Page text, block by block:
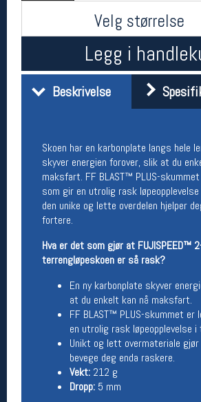
Velg størrelse
Legg i
Beskrivelse
Skoen har en karbonplate langs hele
skyver energien forover, slik at du
maksfart. FF BLAST™ PLUS-
som gir en utrolig rask
den unike og lette overdelen hjelper
fortere.
Hva er det som gjør at FUJISPEED™
terrengløpeskoen er så rask?
En ny karbonplate skyver
at du enkelt kan nå maksfart.
FF BLAST™ PLUS-skummet
en utrolig rask løpeopplevelse i
Unikt og lett overmateriale
bevege deg enda raskere.
Vekt: 212 g
Dropp: 5 mm
Åpningstider butikk
Man-Fredag:
11-18
Lørdag:
11-16
Magasinet
Medlemstilbud og aktiviteter
MELD DEG INN GRATIS
Åpningstider verkstedet
Man-Fredag:
11-18
Lørdag:
For å bestille time må du logge inn i
nettbutikken og trykke på den nederste
linjen
Betingelser
Salgsbetingelser
Personsvernerklæring